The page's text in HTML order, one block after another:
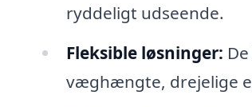
ryddeligt udseende.
Fleksible løsninger:
væghængte, drejelige